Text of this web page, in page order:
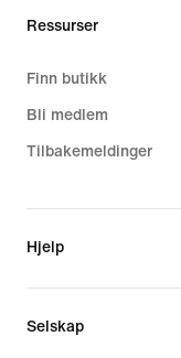
Ressurser
Finn butikk
Bli medlem
Tilbakemeldinger
Hjelp
Selskap